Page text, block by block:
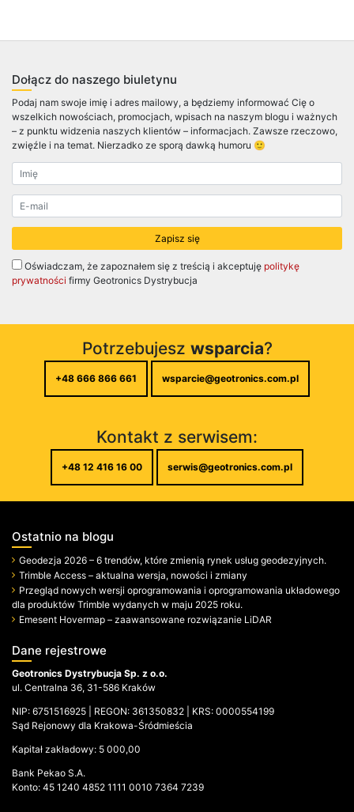
Dołącz do naszego biuletynu
Podaj nam swoje imię i adres mailowy, a będziemy informować Cię o
wszelkich nowościach, promocjach, wpisach na naszym blogu i ważnych
– z punktu widzenia naszych klientów – informacjach. Zawsze rzeczowo,
zwięźle i na temat. Nierzadko ze sporą dawką humoru 🙂
Oświadczam, że zapoznałem się z treścią i akceptuję politykę
prywatności firmy Geotronics Dystrybucja
Potrzebujesz wsparcia?
+48 666 866 661 wsparcie@geotronics.com.pl
Kontakt z serwisem:
+48 12 416 16 00 serwis@geotronics.com.pl
Ostatnio na blogu
Geodezja 2026 – 6 trendów, które zmienią rynek usług geodezyjnych.
Trimble Access – aktualna wersja, nowości i zmiany
Przegląd nowych wersji oprogramowania i oprogramowania układowego
dla produktów Trimble wydanych w maju 2025 roku.
Emesent Hovermap – zaawansowane rozwiązanie LiDAR
Dane rejestrowe
Geotronics Dystrybucja Sp. z o.o.
ul. Centralna 36, 31-586 Kraków
NIP: 6751516925 | REGON: 361350832 | KRS: 0000554199
Sąd Rejonowy dla Krakowa-Śródmieścia
Kapitał zakładowy: 5 000,00
Bank Pekao S.A.
Konto: 45 1240 4852 1111 0010 7364 7239